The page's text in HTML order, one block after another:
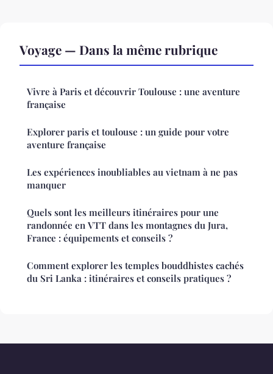
Voyage — Dans la même rubrique
Vivre à Paris et découvrir Toulouse : une aventure
française
Explorer paris et toulouse : un guide pour votre
aventure française
Les expériences inoubliables au vietnam à ne pas
manquer
Quels sont les meilleurs itinéraires pour une
randonnée en VTT dans les montagnes du Jura,
France : équipements et conseils ?
Comment explorer les temples bouddhistes cachés
du Sri Lanka : itinéraires et conseils pratiques ?